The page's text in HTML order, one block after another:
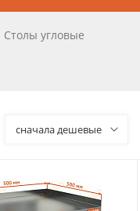
Столы угловые
сначала дешевые